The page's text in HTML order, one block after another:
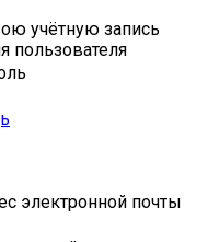
учётную запись
пользователя
электронной почты